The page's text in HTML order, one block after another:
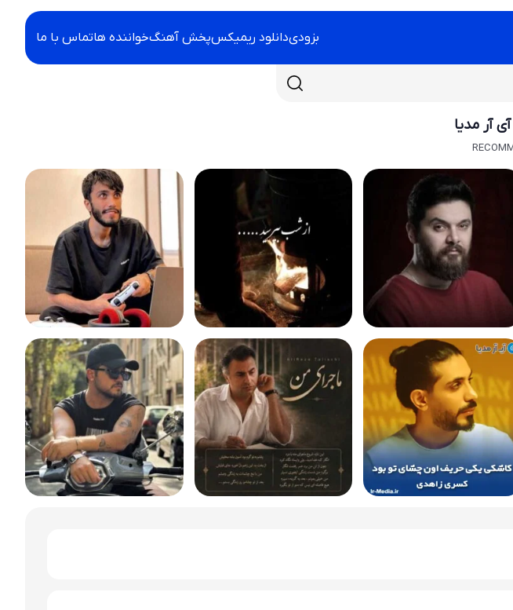
بزودیدانلود ریمیکسپخش آهنگخواننده هاتماس با ما
آر مدیا